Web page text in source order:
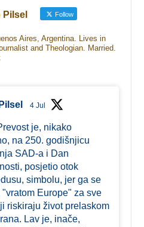
Pilsel Follow
Aires, Argentina. Lives in
and Theologian. Married.
4 Jul
je, nikako
na 250. godišnjicu
SAD-a i Dan
posjetio otok
simbolu, jer ga se
"vratom Europe" za sve
riskiraju život prelaskom
Lav je, inače,